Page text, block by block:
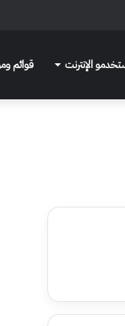
الإنترنت قوائم